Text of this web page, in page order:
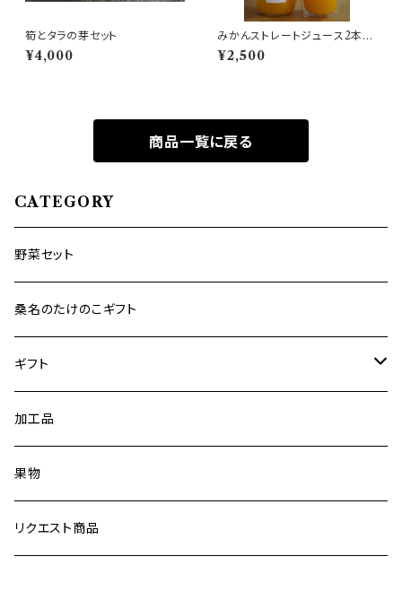
筍とタラの芽セット
¥4,000
みかんストレートジュース2本セ
ット
¥2,500
商品一覧に戻る
CATEGORY
野菜セット
桑名のたけのこギフト
ギフト
みかん
ストレートジュース
加工品
果物
リクエスト商品